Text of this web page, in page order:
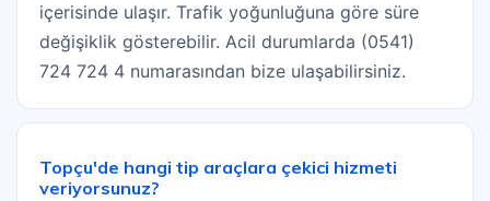
içerisinde ulaşır. Trafik yoğunluğuna göre süre
değişiklik gösterebilir. Acil durumlarda (0541)
724 724 4 numarasından bize ulaşabilirsiniz.
Topçu'de hangi tip araçlara çekici hizmeti
veriyorsunuz?